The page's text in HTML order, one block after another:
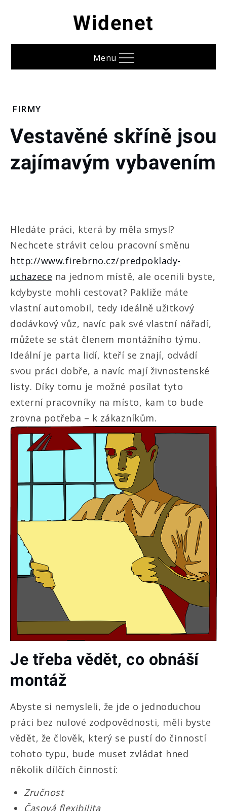
Widenet
Menu
Home
Vestavěné
skříně
jsou
FIRMY
Vestavěné skříně jsou
zajímavým vybavením
Hledáte práci, která by měla smysl?
Nechcete strávit celou pracovní směnu
http://www.firebrno.cz/predpoklady-
uchazece na jednom místě, ale ocenili byste,
kdybyste mohli cestovat? Pakliže máte
vlastní automobil, tedy ideálně užitkový
dodávkový vůz, navíc pak své vlastní nářadí,
můžete se stát členem montážního týmu.
Ideální je parta lidí, kteří se znají, odvádí
svou práci dobře, a navíc mají živnostenské
listy. Díky tomu je možné posílat tyto
externí pracovníky na místo, kam to bude
zrovna potřeba – k zákazníkům.
Je třeba vědět, co obnáší
montáž
Abyste si nemysleli, že jde o jednoduchou
práci bez nulové zodpovědnosti, měli byste
vědět, že člověk, který se pustí do činností
tohoto typu, bude muset zvládat hned
několik dílčích činností:
Zručnost
Časová flexibilita